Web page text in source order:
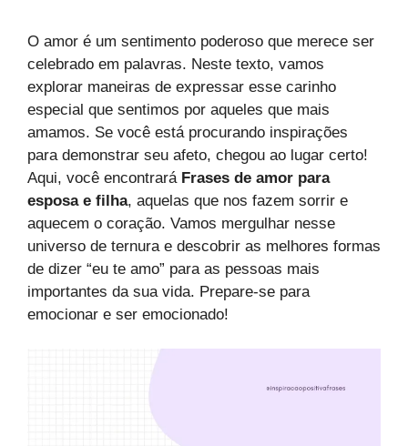
O amor é um sentimento poderoso que merece ser
celebrado em palavras. Neste texto, vamos
explorar maneiras de expressar esse carinho
especial que sentimos por aqueles que mais
amamos. Se você está procurando inspirações
para demonstrar seu afeto, chegou ao lugar certo!
Aqui, você encontrará Frases de amor para
esposa e filha, aquelas que nos fazem sorrir e
aquecem o coração. Vamos mergulhar nesse
universo de ternura e descobrir as melhores formas
de dizer “eu te amo” para as pessoas mais
importantes da sua vida. Prepare-se para
emocionar e ser emocionado!